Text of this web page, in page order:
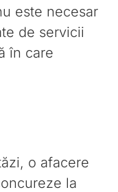
este necesar
de servicii
în care
o afacere
la